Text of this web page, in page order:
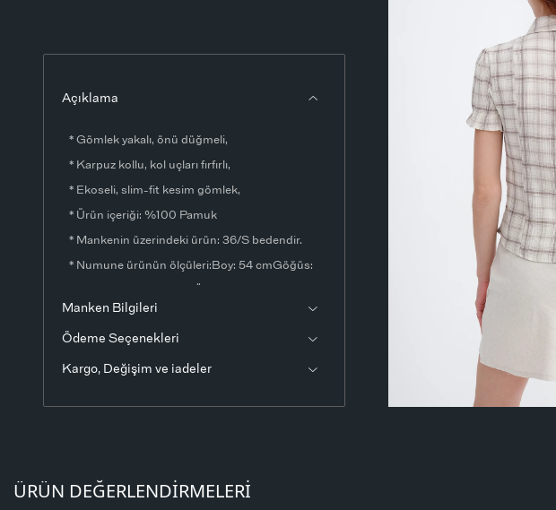
Açıklama
* Gömlek yakalı, önü düğmeli,
* Karpuz kollu, kol uçları fırfırlı,
* Ekoseli, slim-fit kesim gömlek,
* Ürün içeriği: %100 Pamuk
* Mankenin üzerindeki ürün: 36/S bedendir.
* Numune ürünün ölçüleri:Boy: 54 cmGöğüs:
olabilir.
* Ürün fotoğrafları stüdyo ortamında
çekilmiştir. Işık ve ekran ayarlarından dolayı
Manken Bilgileri
Ödeme Seçenekleri
Kargo, Değişim ve iadeler
ÜRÜN DEĞERLENDIRMELERI